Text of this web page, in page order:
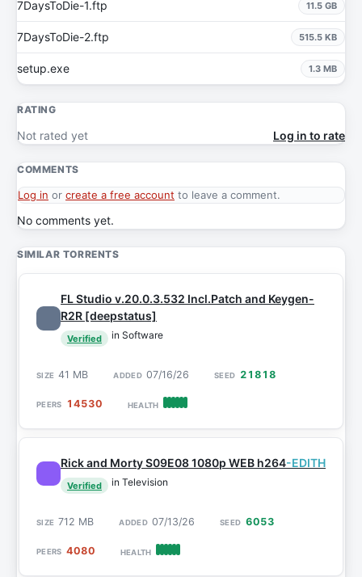
7DaysToDie-1.ftp 11.5 GB
7DaysToDie-2.ftp 515.5 KB
setup.exe 1.3 MB
RATING
Not rated yet Log in to rate
COMMENTS
Log in or create a free account to leave a comment.
No comments yet.
SIMILAR TORRENTS
FL Studio v.20.0.3.532 Incl.Patch and Keygen-
R2R [deepstatus]
Verified in Software
41 MB 07/16/26 21818
14530
Rick and Morty S09E08 1080p WEB h264-EDITH
Verified in Television
712 MB 07/13/26 6053
4080